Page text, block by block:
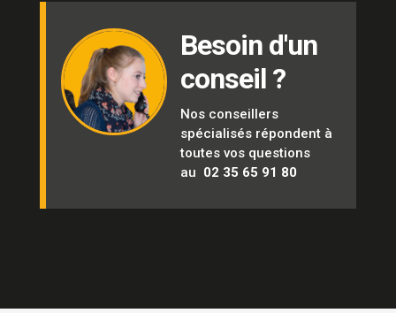
Besoin d'un
conseil ?
Nos conseillers
spécialisés répondent à
toutes vos questions
au 02 35 65 91 80